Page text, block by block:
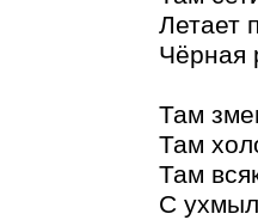
Летает
Чёрная
Там
Там
Там
С